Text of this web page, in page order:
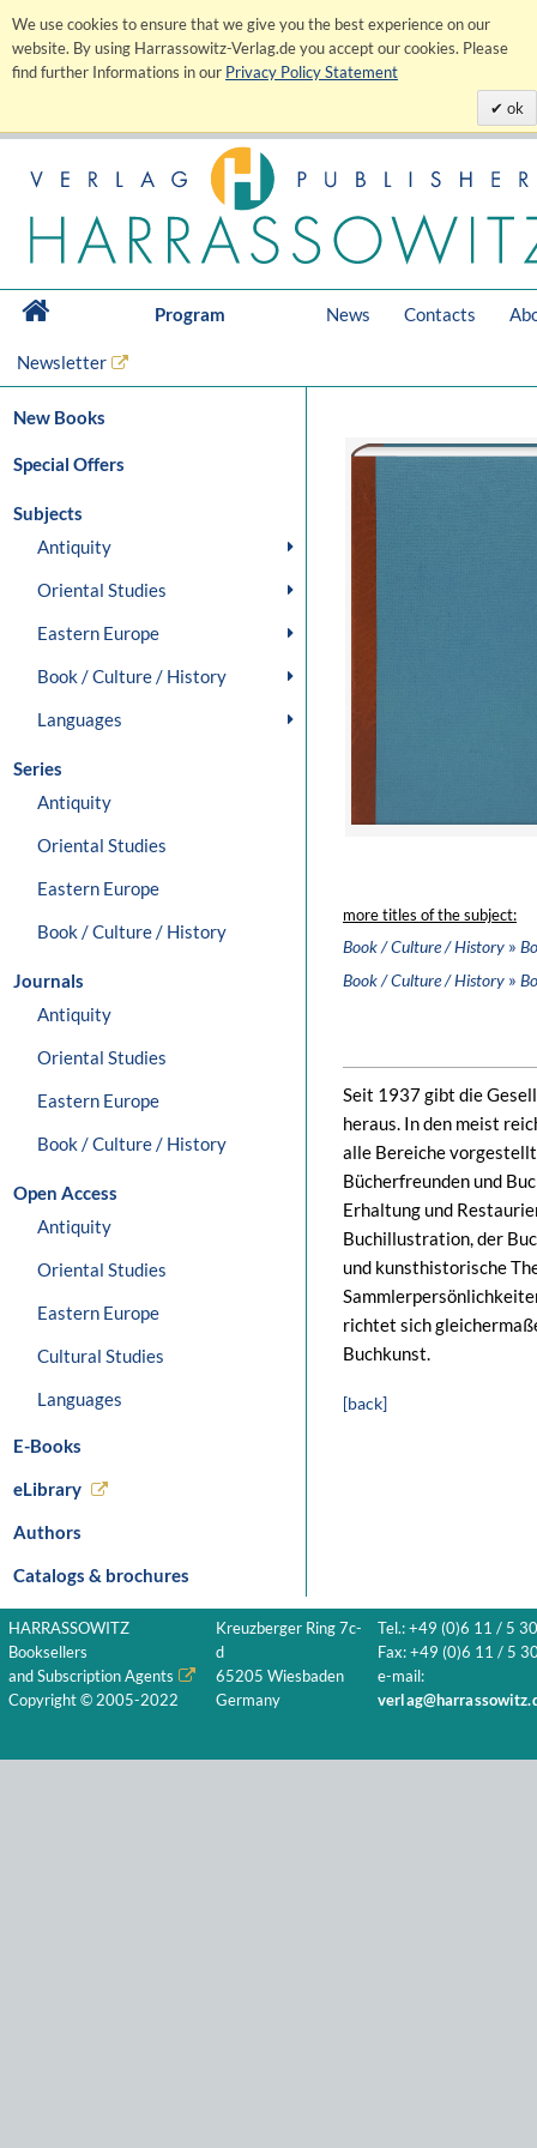
We use cookies to ensure that we give you the best experience on our
website. By using Harrassowitz-Verlag.de you accept our cookies. Please
find further Informations in our Privacy Policy Statement
ok
Program News Contacts
Newsletter
New Books
Special Offers
Subjects
Antiquity
Oriental Studies
Eastern Europe
Book / Culture / History
Languages
Series
Antiquity
Oriental Studies
Eastern Europe
Book / Culture / History
Journals
Antiquity
Oriental Studies
Eastern Europe
Book / Culture / History
Open Access
Antiquity
Oriental Studies
Eastern Europe
Cultural Studies
Languages
E-Books
eLibrary
Authors
Catalogs & brochures
more titles of the subject:
Book / Culture / History »
Book / Culture / History »
Seit 1937 gibt die
heraus. In den meist
alle Bereiche
Bücherfreunden und
Erhaltung und
Buchillustration, der
und kunsthistorische
richtet sich
Buchkunst.
[back]
HARRASSOWITZ
Booksellers
and Subscription Agents
Copyright © 2005-2022
Kreuzberger Ring 7c-
d
65205 Wiesbaden
Germany
Tel.: +49 (0)6 11 / 5
Fax: +49 (0)6 11 / 5
e-mail: